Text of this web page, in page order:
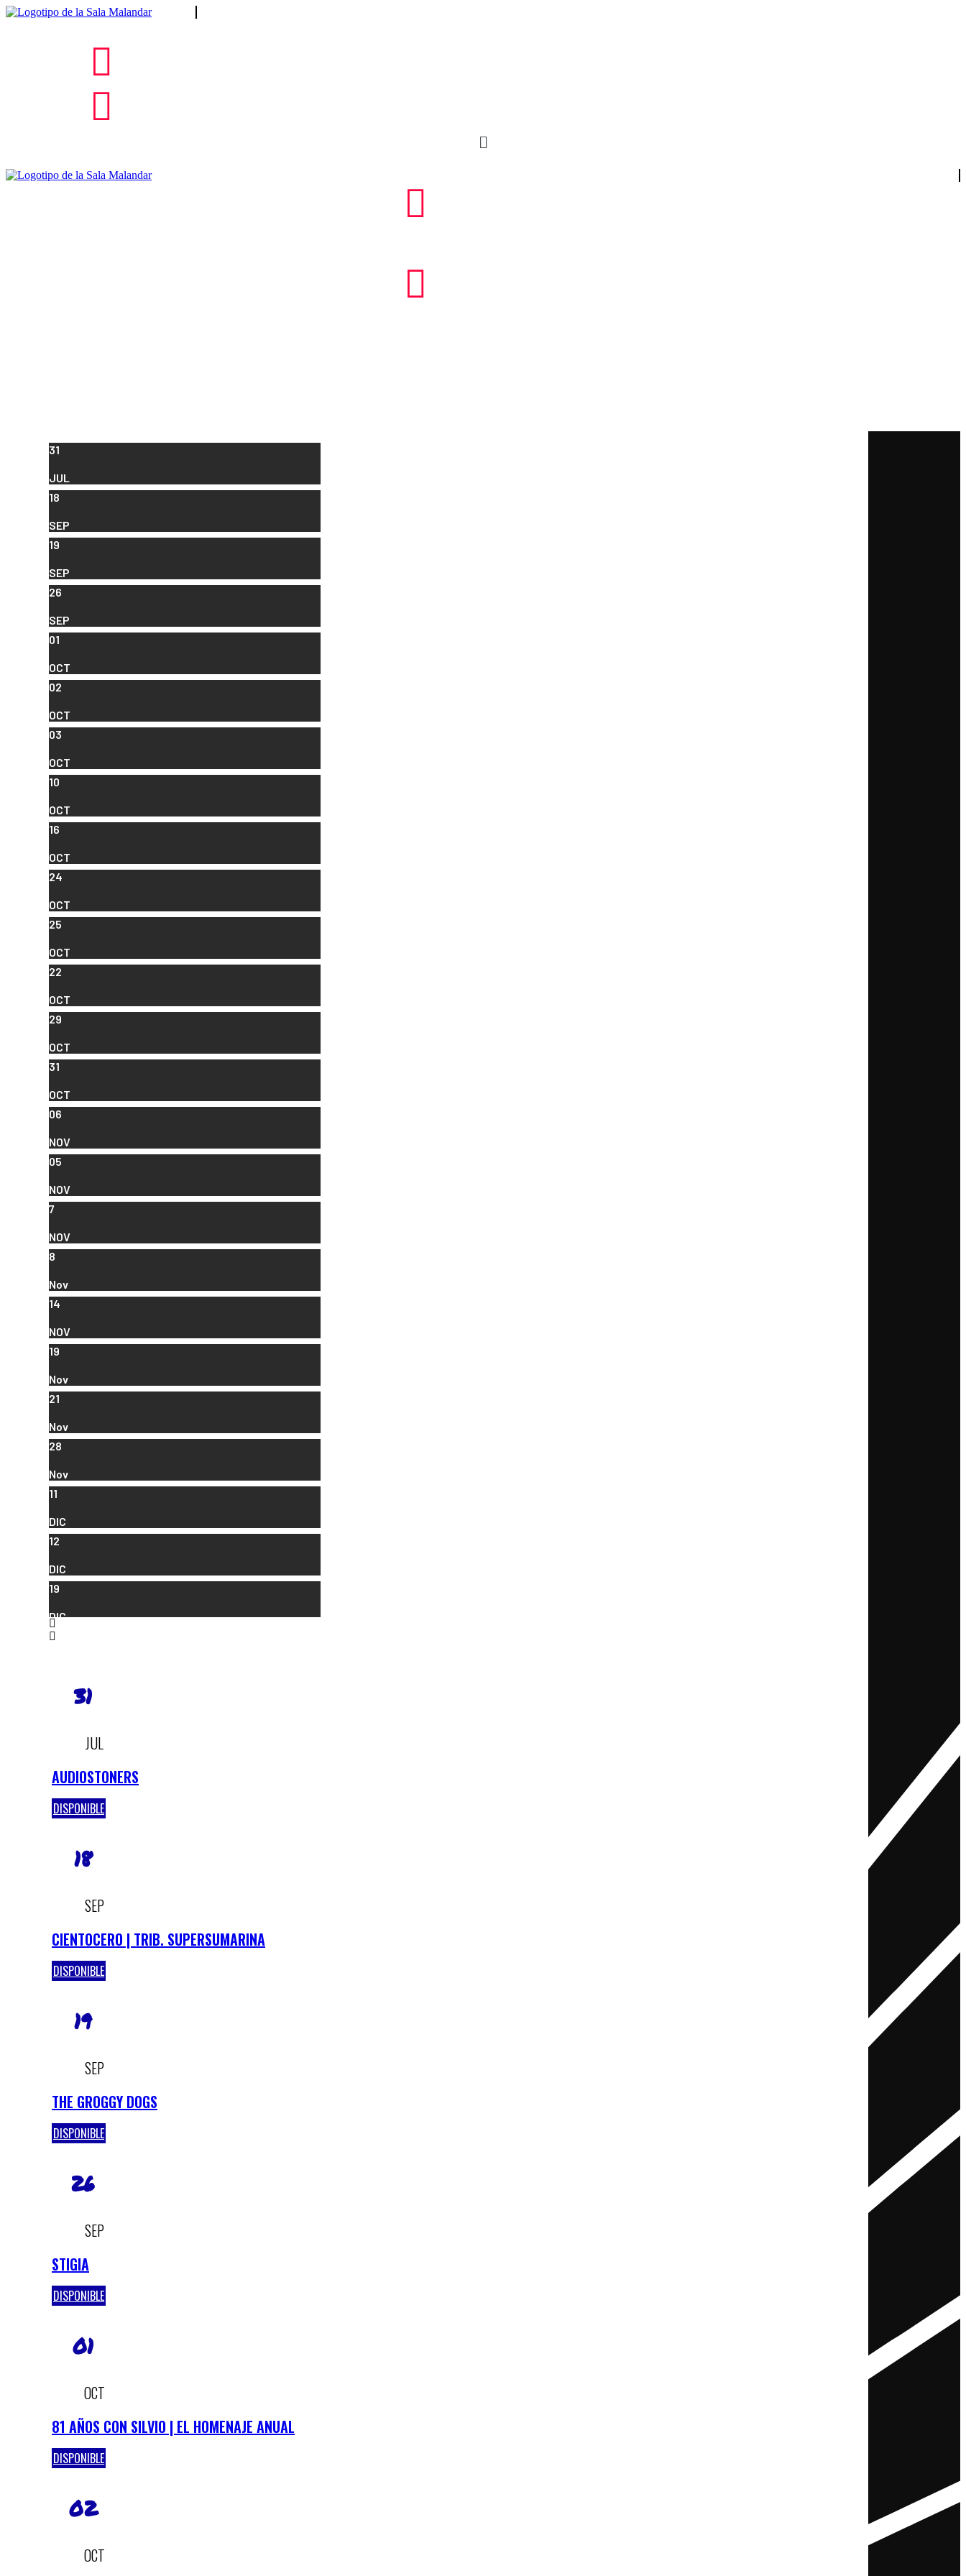
31
JUL
18
SEP
19
SEP
26
SEP
01
OCT
02
OCT
03
OCT
10
OCT
16
OCT
24
OCT
25
OCT
22
OCT
29
OCT
31
OCT
06
NOV
05
NOV
7
NOV
8
Nov
14
NOV
19
Nov
21
Nov
28
Nov
11
DIC
12
DIC
19
DIC
31
JUL
AUDIOSTONERS
DISPONIBLE
18
SEP
CIENTOCERO | TRIB. SUPERSUMARINA
DISPONIBLE
19
SEP
THE GROGGY DOGS
DISPONIBLE
26
SEP
STIGIA
DISPONIBLE
01
OCT
81 AÑOS CON SILVIO | EL HOMENAJE ANUAL
DISPONIBLE
02
OCT